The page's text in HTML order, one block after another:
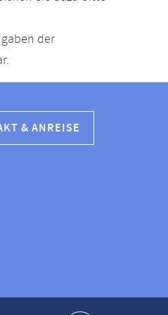
der
& ANREISE